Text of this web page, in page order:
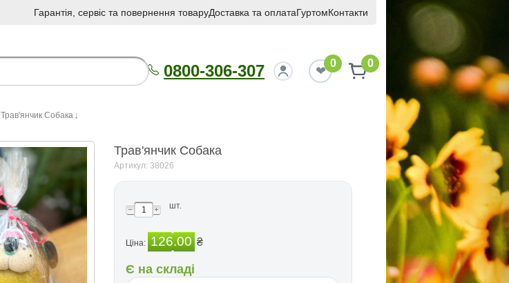
Гарантія, сервіс та повернення товаруДоставка та оплатаГуртомКонтакти
0800-306-307 0 0
Трав'янчик Собака
Трав'янчик Собака
Артикул: 38026
шт.
Ціна: 126.00 ₴
Є на складі